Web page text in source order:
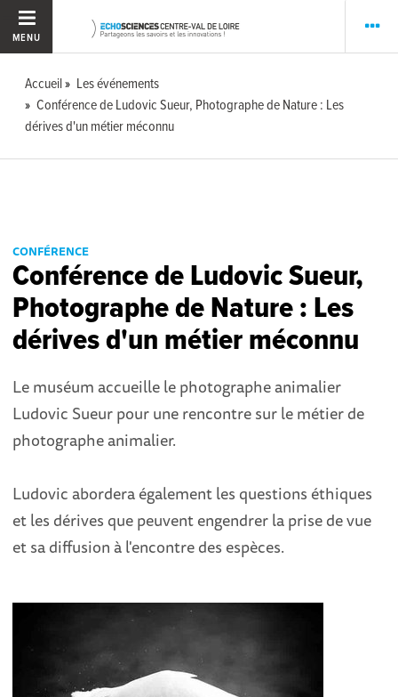
MENU
Accueil
Les événements
Conférence de Ludovic Sueur, Photographe de Nature : Les
dérives d'un métier méconnu
CONFÉRENCE
Conférence de Ludovic Sueur,
Photographe de Nature : Les
dérives d'un métier méconnu
Le muséum accueille le photographe animalier
Ludovic Sueur pour une rencontre sur le métier de
photographe animalier.
Ludovic abordera également les questions éthiques
et les dérives que peuvent engendrer la prise de vue
et sa diffusion à l'encontre des espèces.